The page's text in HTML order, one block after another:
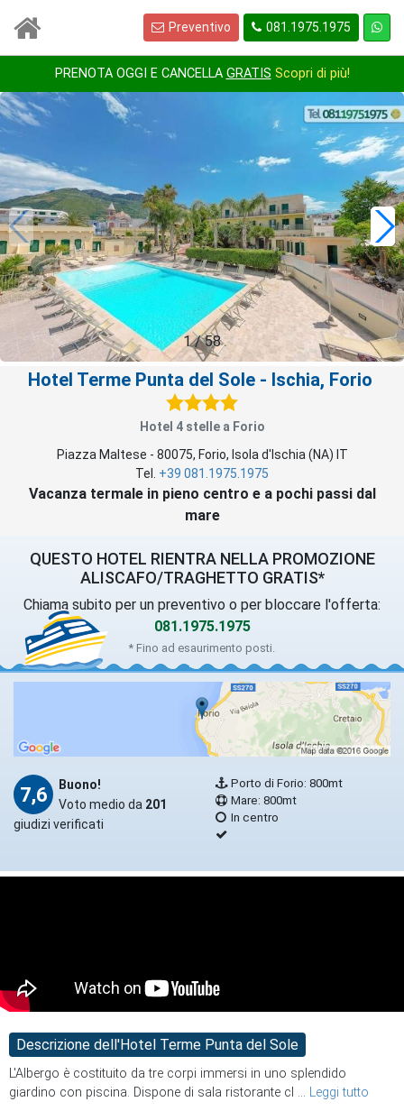
Preventivo 081.1975.1975
PRENOTA OGGI E CANCELLA GRATIS Scopri di più!
1/58
Hotel Terme Punta del Sole- Ischia, Forio
Hotel 4 stelle a Forio
Piazza Maltese - 80075, Forio, Isola d'Ischia (NA) IT
Tel. +39 081.1975.1975
Vacanza termale in pieno centro e a pochi passi dal
mare
QUESTO HOTEL RIENTRA NELLA PROMOZIONE
ALISCAFO/TRAGHETTO GRATIS*
Chiama subito per un preventivo o per bloccare l'offerta:
081.1975.1975
* Fino ad esaurimento posti.
7,6
Buono!
Voto medio da 201
giudizi verificati
Porto di Forio: 800mt
Mare: 800mt
In centro
Descrizione dell'Hotel Terme Punta del Sole
L'Albergo è costituito da tre corpi immersi in uno splendido
giardino con piscina. Dispone di sala ristorante cl ... Leggi tutto